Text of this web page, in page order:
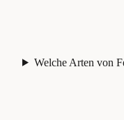
Welche Arten von